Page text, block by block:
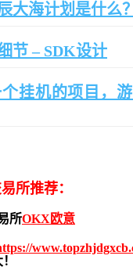
大海计划是什么？
节 – SDK设计
挂机的项目，
所推荐：
所OKX欧意